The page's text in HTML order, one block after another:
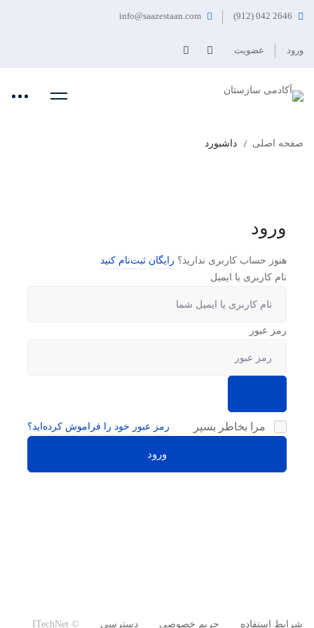
2646 042 (912)
info@saazestaan.com
ورود عضویت
صفحه اصلی داشبورد
ورود
هنوز حساب کاربری ندارید؟ رایگان ثبت‌نام کنید
نام کاربری یا ایمیل
رمز عبور
مرا بخاطر بسپر رمز عبور خود را فراموش کرده‌اید؟
ورود
شرایط استفاده حریم خصوصی دسترسی © ITechNet